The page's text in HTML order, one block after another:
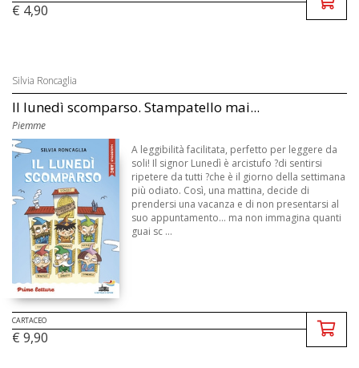
€ 4,90
Silvia Roncaglia
Il lunedì scomparso. Stampatello mai...
Piemme
A leggibilità facilitata, perfetto per leggere da
soli! Il signor Lunedì è arcistufo ?di sentirsi
ripetere da tutti ?che è il giorno della settimana
più odiato. Così, una mattina, decide di
prendersi una vacanza e di non presentarsi al
suo appuntamento... ma non immagina quanti
guai sc ...
CARTACEO
€ 9,90